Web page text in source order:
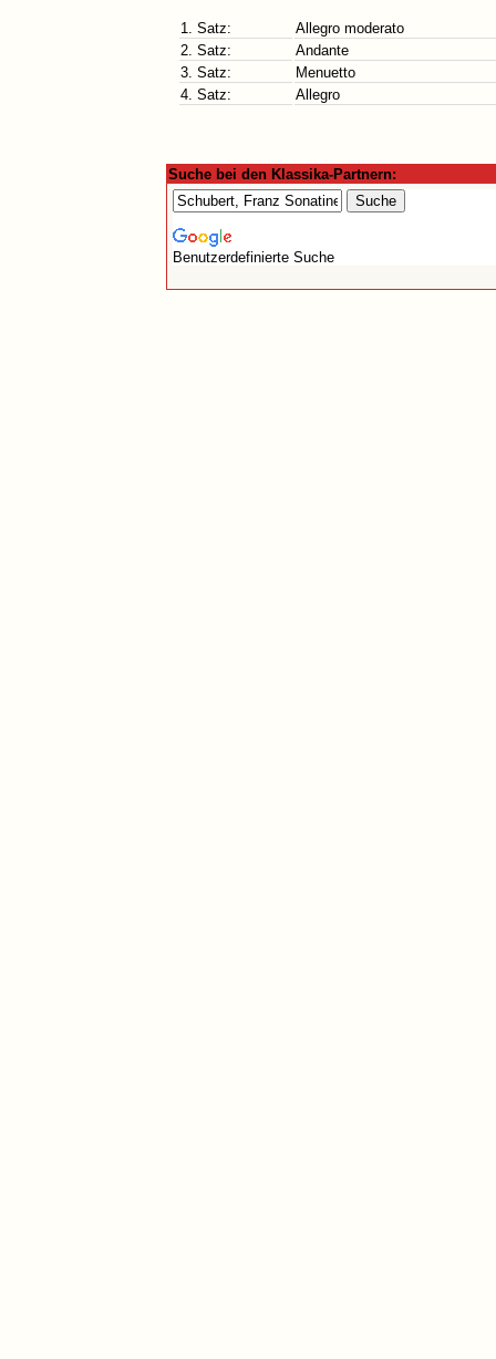
1. Satz:
Allegro moderato
2. Satz:
Andante
3. Satz:
Menuetto
4. Satz:
Allegro
Suche bei den Klassika-Partnern:
Benutzerdefinierte Suche